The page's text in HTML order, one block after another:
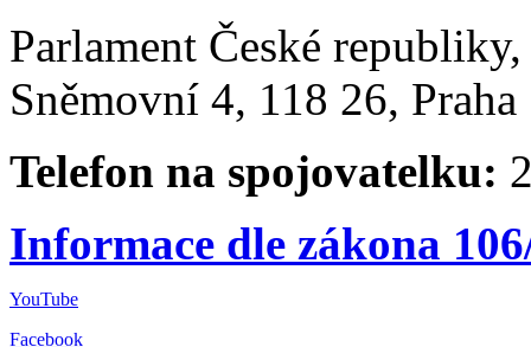
Parlament České
Sněmovní 4, 118 26,
Telefon na spojovatelku:
Informace dle zákona
YouTube
Facebook